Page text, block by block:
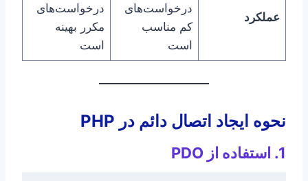
عملکرد
درخواست‌های
کم مناسب
است
درخواست‌های
مکرر بهینه
است
نحوه ایجاد اتصال دائم در PHP
1. استفاده از PDO